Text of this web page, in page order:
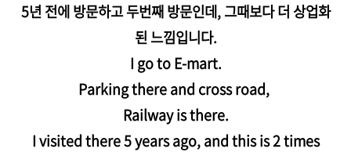
5년 전에 방문하고 두번째 방문인데, 그때보다 더 상업화
된 느낌입니다.
I go to E-mart.
Parking there and cross road,
Railway is there.
I visited there 5 years ago, and this is 2 times